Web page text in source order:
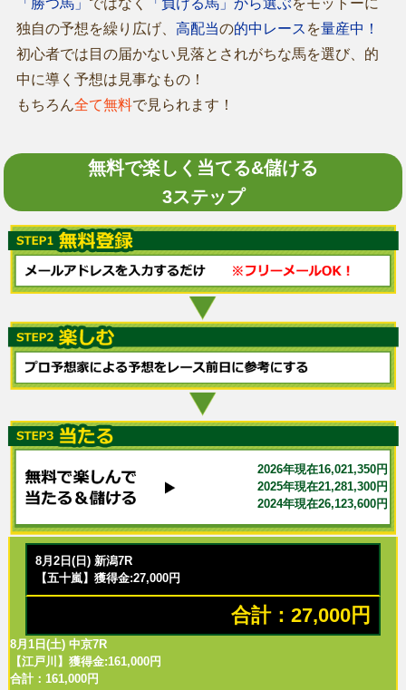
独自の予想を繰り広げ、 高配当の的中レース を量産中！
初心者では目の届かない見落とされがちな馬を選び、的
中に導く予想は見事なもの！
もちろん全て無料で見られます！
無料で楽しく当てる&儲ける
3ステップ
2026年現在16,021,350円
2025年現在21,281,300円
2024年現在26,123,600円
8月2日(日) 新潟7R
【五十嵐】獲得金:27,000円
合計：27,000円
8月1日(土) 中京7R
【江戸川】獲得金:161,000円
合計：161,000円